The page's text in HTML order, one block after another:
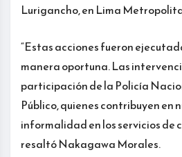
Lurigancho, en Lima
“Estas acciones fueron
manera oportuna. Las
participación de la Policía
Público, quienes contribuyen en
informalidad en los servicios de
resaltó Nakagawa Morales.